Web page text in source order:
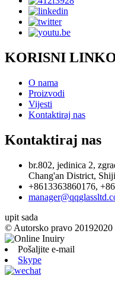
KORISNI
O nama
Proizvodi
Vijesti
Kontaktiraj nas
Kontaktiraj nas
br.802, jedinica 2,
Chang'an District,
+8613363860176,
upit sada
© Autorsko pravo 20192020
Pošaljite e-mail
Skype